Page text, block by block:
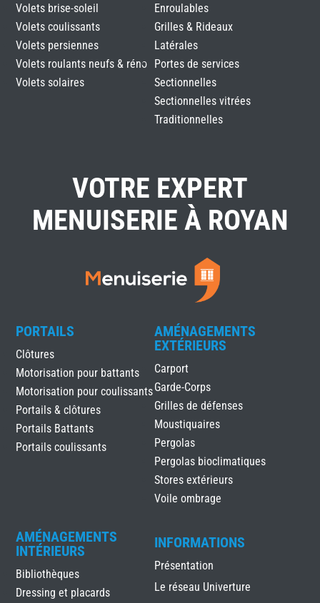
Volets brise-soleil
Volets coulissants
Volets persiennes
Volets roulants neufs & réno
Volets solaires
Enroulables
Grilles & Rideaux
Latérales
Portes de services
Sectionnelles
Sectionnelles vitrées
Traditionnelles
VOTRE EXPERT
MENUISERIE À ROYAN
PORTAILS
Clôtures
Motorisation pour battants
Motorisation pour coulissants
Portails & clôtures
Portails Battants
Portails coulissants
AMÉNAGEMENTS
EXTÉRIEURS
Carport
Garde-Corps
Grilles de défenses
Moustiquaires
Pergolas
Pergolas bioclimatiques
Stores extérieurs
Voile ombrage
AMÉNAGEMENTS
INTÉRIEURS
Bibliothèques
Dressing et placards
INFORMATIONS
Présentation
Le réseau Univerture